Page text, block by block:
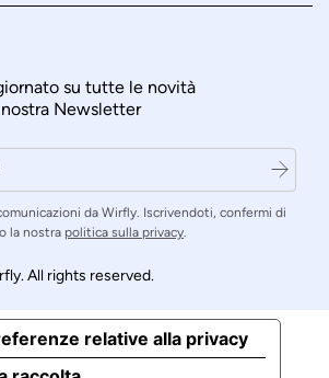
su tutte le novità
Newsletter
da Wirfly. Iscrivendoti, confermi di
la nostra politica sulla privacy
All rights reserved.
relative alla privacy